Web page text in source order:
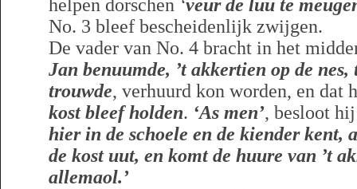
helpen dorschen ‘veur de luu te
No. 3 bleef bescheidenlijk zwijgen.
De vader van No. 4 bracht in het
Jan benuumde, ’t akkertien op de nes,
trouwde, verhuurd kon worden, en dat
kost bleef holden. ‘As men’, besloot
hier in de schoele en de kiender kent,
de kost uut, en komt de huure van ’t
allemaol.’